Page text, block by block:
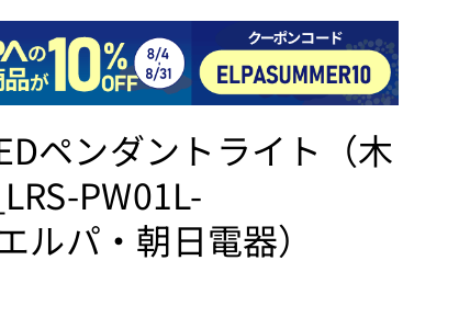
ペンダントライト（木
PW01L-
ルパ・朝日電器）